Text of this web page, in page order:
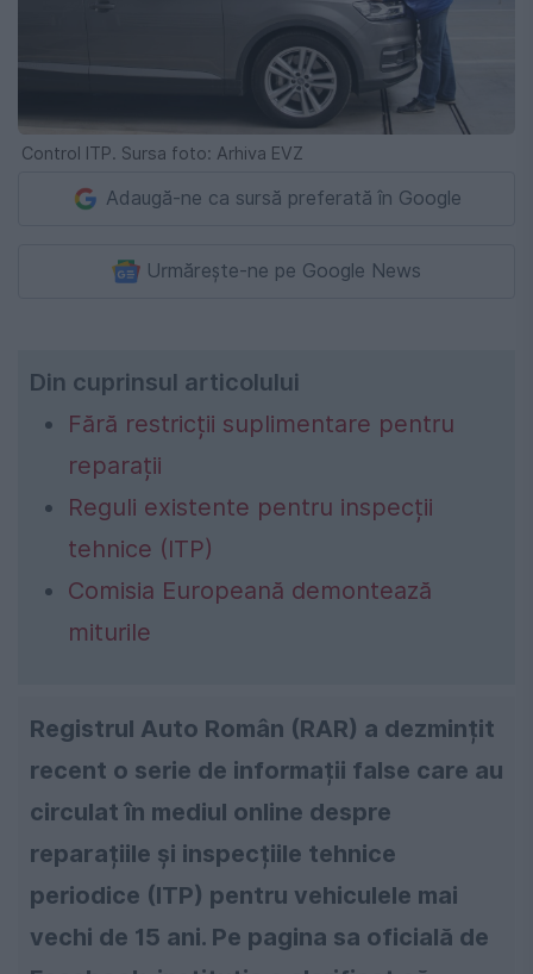
Control ITP. Sursa foto: Arhiva EVZ
Adaugă-ne ca sursă preferată în Google
Urmărește-ne pe Google News
Din cuprinsul articolului
Fără restricții suplimentare pentru
reparații
Reguli existente pentru inspecții
tehnice (ITP)
Comisia Europeană demontează
miturile
Registrul Auto Român (RAR) a dezmințit
recent o serie de informații false care au
circulat în mediul online despre
reparațiile și inspecțiile tehnice
periodice (ITP) pentru vehiculele mai
vechi de 15 ani. Pe pagina sa oficială de